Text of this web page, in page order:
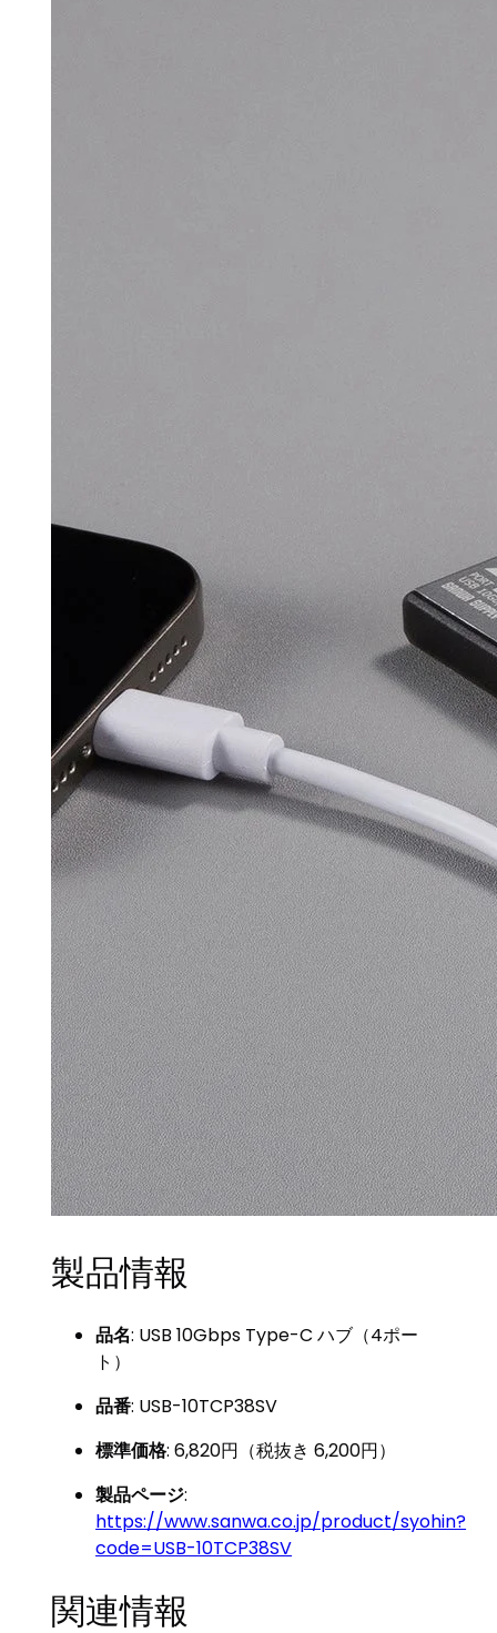
製品情報
品名: USB 10Gbps Type-C ハブ（4ポー
ト）
品番: USB-10TCP38SV
標準価格: 6,820円（税抜き 6,200円）
製品ページ:
https://www.sanwa.co.jp/product/syohin?
code=USB-10TCP38SV
関連情報